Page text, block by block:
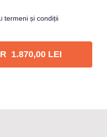
termeni și condiții
1.870,00 LEI